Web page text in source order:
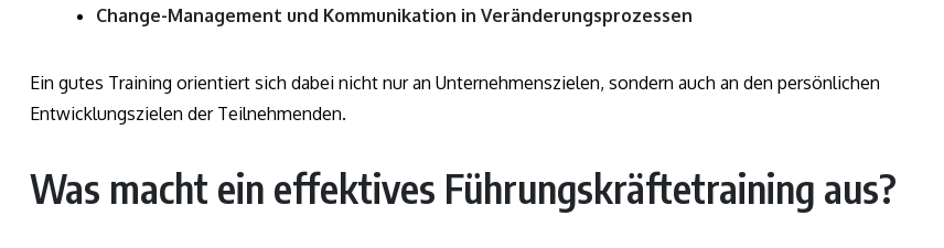
Change-Management und Kommunikation in Veränderungsprozessen
Ein gutes Training orientiert sich dabei nicht nur an Unternehmenszielen, sondern auch an den persönlichen
Entwicklungszielen der Teilnehmenden.
Was macht ein effektives Führungskräftetraining aus?